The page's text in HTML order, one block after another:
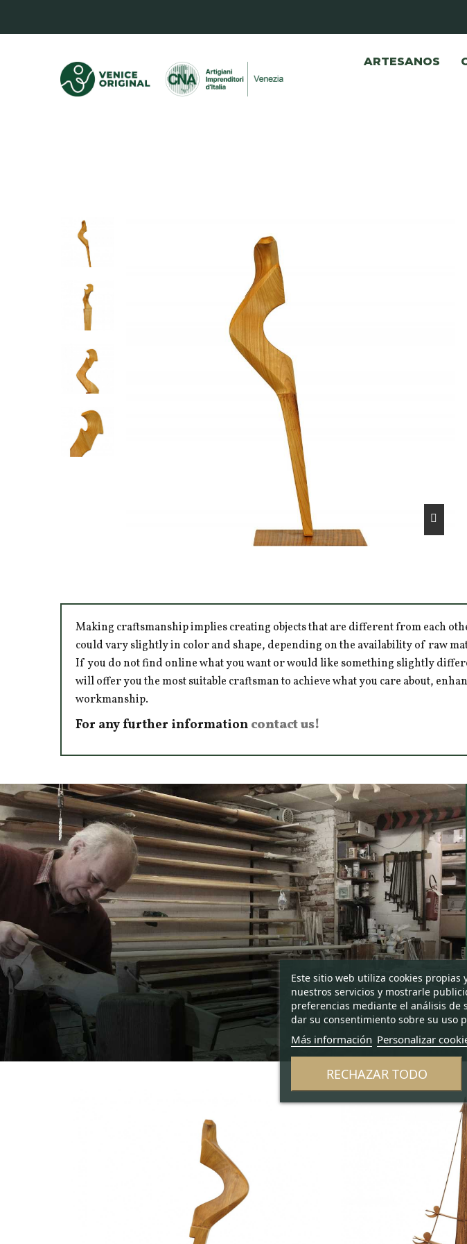
ARTESANOS
Making craftsmanship implies creating objects that are different from each
could vary slightly in color and shape, depending on the availability of raw
If you do not find online what you want or would like something slightly
will offer you the most suitable craftsman to achieve what you care about,
workmanship.
For any further information contact us!
Este sitio web utiliza cookies propias
nuestros servicios y mostrarle
preferencias mediante el análisis de
dar su consentimiento sobre su uso
Más información Personalizar
RECHAZAR TODO